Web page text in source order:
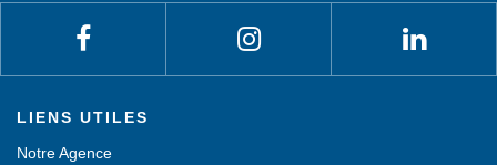
LIENS UTILES
Notre Agence